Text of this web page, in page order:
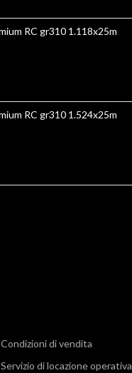
Canson Infinity Photo Lustre Premium RC gr310 1.118x25m
Canson Infinity Photo Lustre Premium RC gr310 1.524x25m
Condizioni di vendita
Servizio di locazione operativa